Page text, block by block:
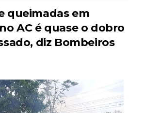
queimadas em
AC é quase o dobro
diz Bombeiros